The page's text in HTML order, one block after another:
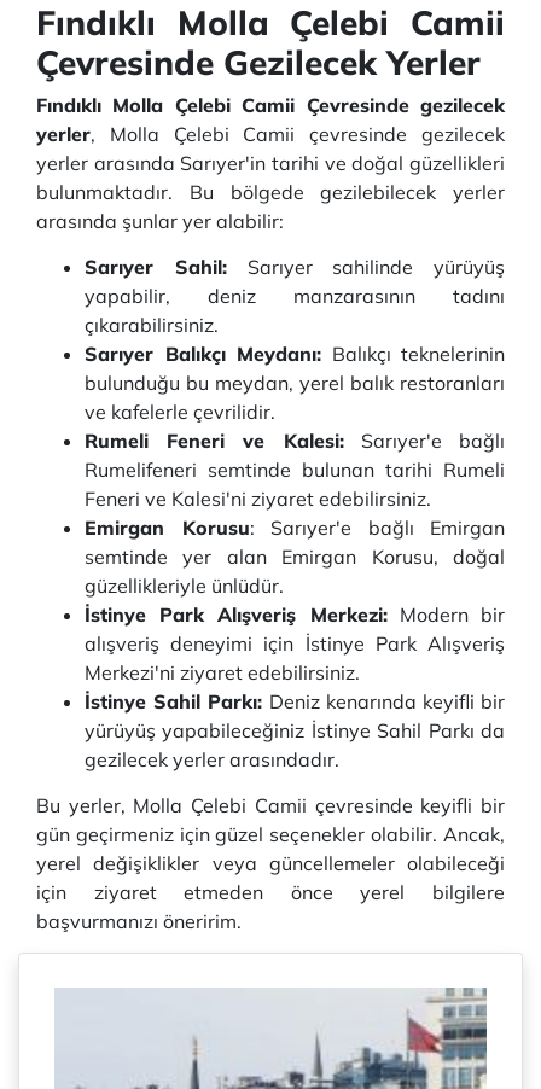
Fındıklı Molla Çelebi Camii
Çevresinde Gezilecek Yerler
Fındıklı Molla Çelebi Camii Çevresinde gezilecek
yerler, Molla Çelebi Camii çevresinde gezilecek
yerler arasında Sarıyer'in tarihi ve doğal güzellikleri
bulunmaktadır. Bu bölgede gezilebilecek yerler
arasında şunlar yer alabilir:
Sarıyer Sahil:Sarıyer sahilinde yürüyüş
yapabilir, deniz manzarasının tadını
çıkarabilirsiniz.
Sarıyer Balıkçı Meydanı: Balıkçı teknelerinin
bulunduğu bu meydan, yerel balık restoranları
ve kafelerle çevrilidir.
Rumeli Feneri ve Kalesi:Sarıyer'e bağlı
Rumelifeneri semtinde bulunan tarihi Rumeli
Feneri ve Kalesi'ni ziyaret edebilirsiniz.
Emirgan Korusu: Sarıyer'e bağlı Emirgan
semtinde yer alan Emirgan Korusu, doğal
güzellikleriyle ünlüdür.
İstinye Park Alışveriş Merkezi:Modern bir
alışveriş deneyimi için İstinye Park Alışveriş
Merkezi'ni ziyaret edebilirsiniz.
İstinye Sahil Parkı: Deniz kenarında keyifli bir
yürüyüş yapabileceğiniz İstinye Sahil Parkı da
gezilecek yerler arasındadır.
Bu yerler, Molla Çelebi Camii çevresinde keyifli bir
gün geçirmeniz için güzel seçenekler olabilir. Ancak,
yerel değişiklikler veya güncellemeler olabileceği
için ziyaret etmeden önce yerel bilgilere
başvurmanızı öneririm.